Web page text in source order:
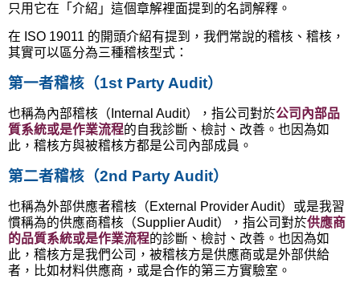
只用它在「介紹」這個章解裡面提到的名詞解釋。
在 ISO 19011 的開頭介紹有提到，我們常說的稽核、稽核，
其實可以區分為三種稽核型式：
第一者稽核（1st Party Audit）
也稱為內部稽核（Internal Audit），指公司對於公司 內部品
質系統或是作業流程的自我診斷、檢討、改善。也因為如
此，稽核方與被稽核方都是公司內部成員。
第二者稽核（2nd Party Audit）
也稱為外部供應者稽核（External Provider Audit）或是我習
慣稱為的供應商稽核（Supplier Audit），指公司對於供應商
的品質系統或是作業流程的診斷、檢討、改善。也因為如
此，稽核方是我們公司，被稽核方是供應商或是外部供給
者，比如材料供應商，或是合作的第三方實驗室。